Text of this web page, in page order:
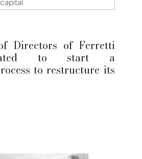
Directors of Ferretti
to start a
to restructure its